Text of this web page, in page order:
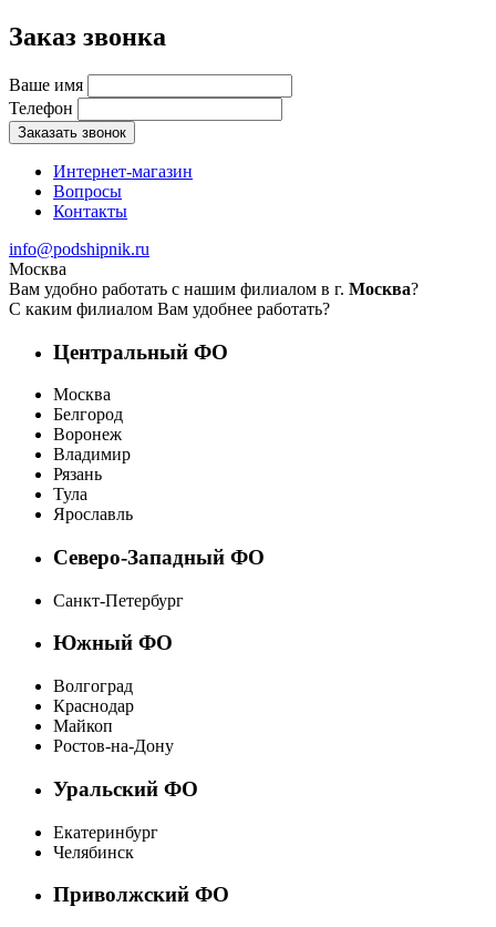
Заказ звонка
Ваше имя
Телефон
Заказать звонок
Интернет-магазин
Вопросы
Контакты
info@podshipnik.ru
Москва
Вам удобно работать с нашим филиалом в г. Москва?
С каким филиалом Вам удобнее работать?
Центральный ФО
Москва
Белгород
Воронеж
Владимир
Рязань
Тула
Ярославль
Северо-Западный ФО
Санкт-Петербург
Южный ФО
Волгоград
Краснодар
Майкоп
Ростов-на-Дону
Уральский ФО
Екатеринбург
Челябинск
Приволжский ФО